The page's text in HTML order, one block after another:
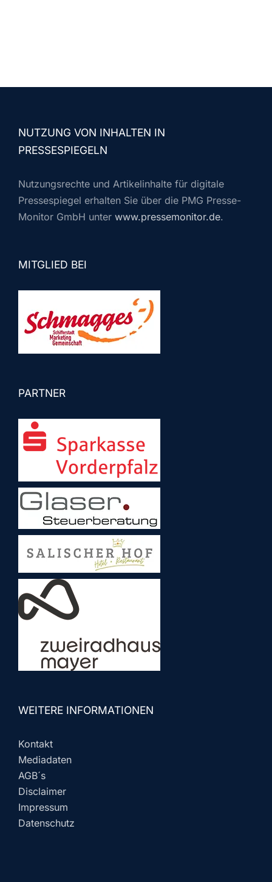
NUTZUNG VON INHALTEN IN
PRESSESPIEGELN
Nutzungsrechte und Artikelinhalte für digitale
Pressespiegel erhalten Sie über die PMG Presse-
Monitor GmbH unter www.pressemonitor.de.
MITGLIED BEI
PARTNER
WEITERE INFORMATIONEN
Kontakt
Mediadaten
AGB´s
Disclaimer
Impressum
Datenschutz